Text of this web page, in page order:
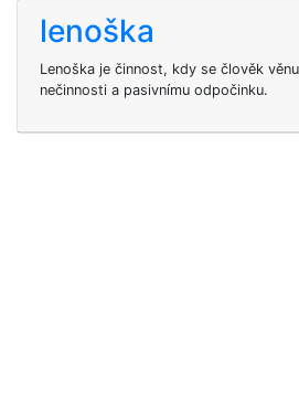
lenoška
Lenoška je činnost, kdy se člověk
nečinnosti a pasivnímu odpočinku.